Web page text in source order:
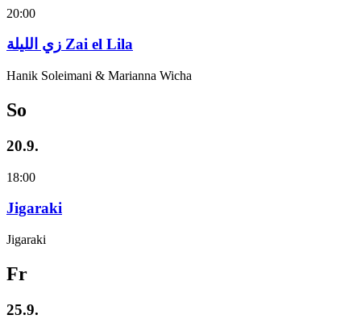
20:00
زي‌ اللیلة Zai el Lila
Hanik Soleimani & Marianna Wicha
So
20.9.
18:00
Jigaraki
Jigaraki
Fr
25.9.